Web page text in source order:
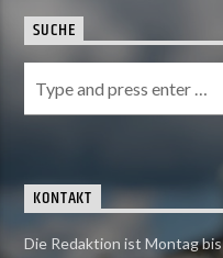
SUCHE
KONTAKT
Die Redaktion ist Montag